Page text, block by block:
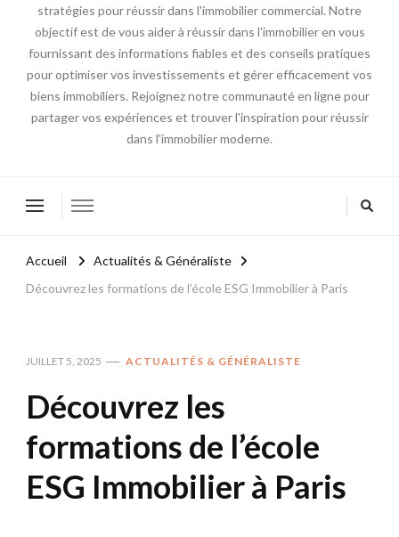
stratégies pour réussir dans l'immobilier commercial. Notre
objectif est de vous aider à réussir dans l'immobilier en vous
fournissant des informations fiables et des conseils pratiques
pour optimiser vos investissements et gérer efficacement vos
biens immobiliers. Rejoignez notre communauté en ligne pour
partager vos expériences et trouver l'inspiration pour réussir
dans l'immobilier moderne.
Accueil
Actualités & Généraliste
Découvrez les formations de l’école ESG Immobilier à Paris
JUILLET 5, 2025 ACTUALITÉS & GÉNÉRALISTE
Découvrez les
formations de l’école
ESG Immobilier à Paris